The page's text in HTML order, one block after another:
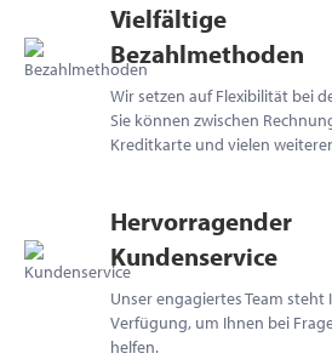
Vielfältige
Bezahlmethoden
Wir setzen auf Flexibilität bei
Sie können zwischen
Kreditkarte und vielen
Hervorragender
Kundenservice
Unser engagiertes Team
Verfügung, um Ihnen bei
helfen.